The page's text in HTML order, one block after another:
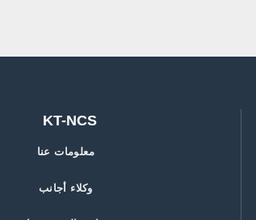
KT-NCS
معلومات عنا
وكلاء أجانب